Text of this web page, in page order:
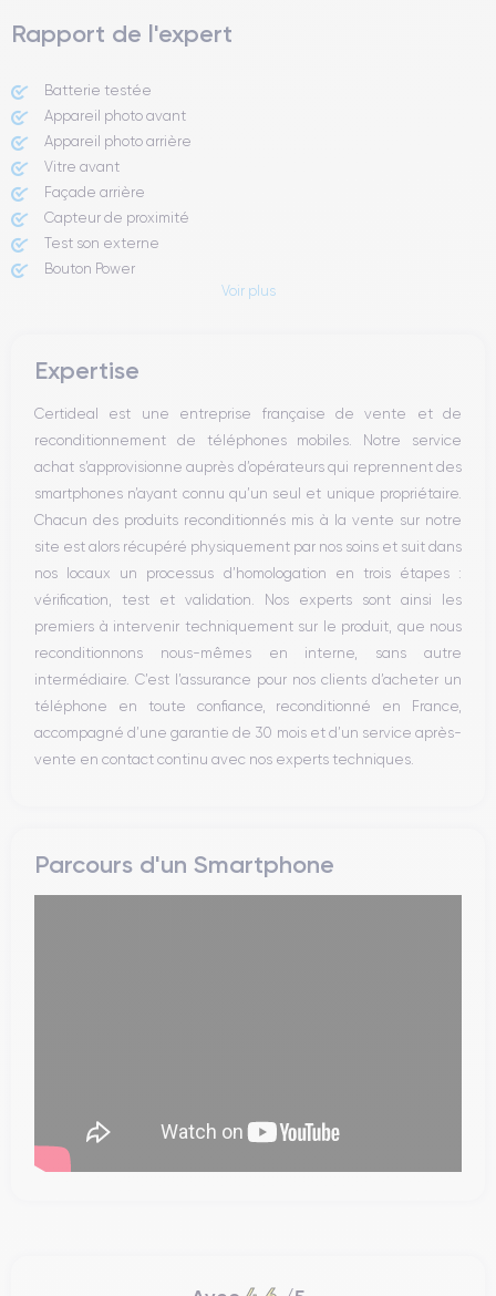
Rapport de l'expert
Batterie testée
Appareil photo avant
Appareil photo arrière ​
Vitre avant ​
Façade arrière
Capteur de proximité
Test son externe
Bouton Power
Haut parleur
Bouton Home
Bluetooth
WiFi
Réseau
Vibreur
Prise USB
Voir plus
Expertise
Certideal est une entreprise française de vente et de
reconditionnement de téléphones mobiles. Notre service
achat s’approvisionne auprès d’opérateurs qui reprennent des
smartphones n’ayant connu qu’un seul et unique propriétaire.
Chacun des produits reconditionnés mis à la vente sur notre
site est alors récupéré physiquement par nos soins et suit dans
nos locaux un processus d’homologation en trois étapes :
vérification, test et validation. Nos experts sont ainsi les
premiers à intervenir techniquement sur le produit, que nous
reconditionnons nous-mêmes en interne, sans autre
intermédiaire. C’est l’assurance pour nos clients d’acheter un
téléphone en toute confiance, reconditionné en France,
accompagné d’une garantie de 30 mois et d’un service après-
vente en contact continu avec nos experts techniques.
Parcours d'un Smartphone